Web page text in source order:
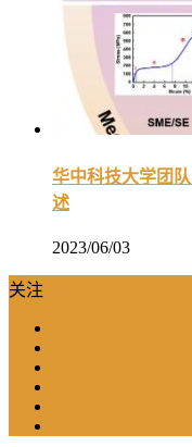
华中科技大学团
述
2023/06/03
关注